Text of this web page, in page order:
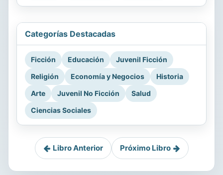
Categorías Destacadas
Ficción Educación
Juvenil Ficción
Religión
Economía y Negocios
Historia
Arte
Juvenil No Ficción
Salud
Ciencias Sociales
Libro Anterior Próximo Libro